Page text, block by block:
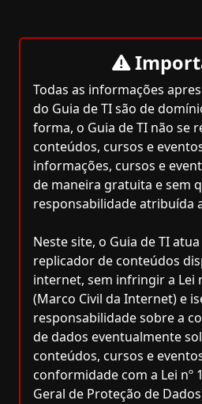
Todas as informações
do Guia de TI são de
forma, o Guia de TI não se
conteúdos, cursos e
informações, cursos e
de maneira gratuita e sem
responsabilidade atribuída
Neste site, o Guia de TI
replicador de conteúdos
internet, sem infringir a Lei
(Marco Civil da Internet) e
responsabilidade sobre a
de dados eventualmente
conteúdos, cursos e
conformidade com a Lei nº
Geral de Proteção de